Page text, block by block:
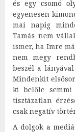
és egy csomó
egyenesen
mai napig
Tamás nem
ismer, ha Imre
nem megy
beszél a
Mindenkit
ki belőle
tisztázatlan
csak negatív
A dolgok a